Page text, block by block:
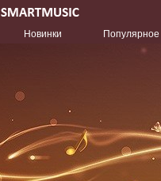
Новинки Популярное